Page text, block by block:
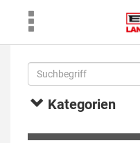
Kategorien